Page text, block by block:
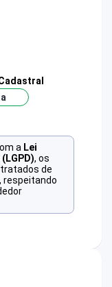
a Lei
, os
de
respeitando